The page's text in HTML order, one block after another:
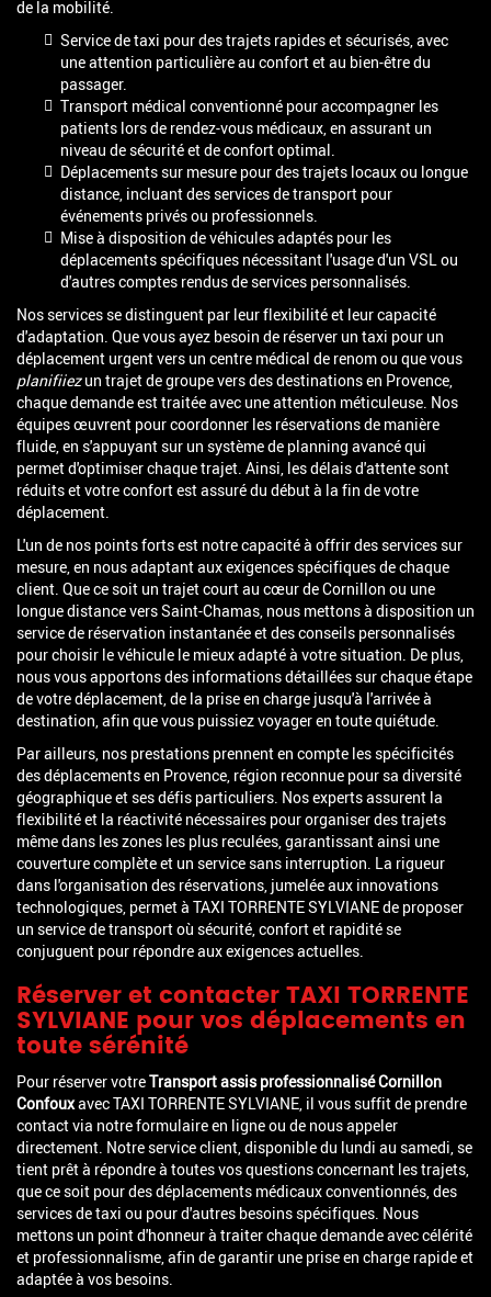
de la mobilité.
Service de taxi pour des trajets rapides et sécurisés, avec
une attention particulière au confort et au bien-être du
passager.
Transport médical conventionné pour accompagner les
patients lors de rendez-vous médicaux, en assurant un
niveau de sécurité et de confort optimal.
Déplacements sur mesure pour des trajets locaux ou longue
distance, incluant des services de transport pour
événements privés ou professionnels.
Mise à disposition de véhicules adaptés pour les
déplacements spécifiques nécessitant l'usage d'un VSL ou
d'autres comptes rendus de services personnalisés.
Nos services se distinguent par leur flexibilité et leur capacité
d'adaptation. Que vous ayez besoin de réserver un taxi pour un
déplacement urgent vers un centre médical de renom ou que vous
planifiiezun trajet de groupe vers des destinations en Provence,
chaque demande est traitée avec une attention méticuleuse. Nos
équipes œuvrent pour coordonner les réservations de manière
fluide, en s'appuyant sur un système de planning avancé qui
permet d'optimiser chaque trajet. Ainsi, les délais d'attente sont
réduits et votre confort est assuré du début à la fin de votre
déplacement.
L'un de nos points forts est notre capacité à offrir des services sur
mesure, en nous adaptant aux exigences spécifiques de chaque
client. Que ce soit un trajet court au cœur de Cornillon ou une
longue distance vers Saint-Chamas, nous mettons à disposition un
service de réservation instantanée et des conseils personnalisés
pour choisir le véhicule le mieux adapté à votre situation. De plus,
nous vous apportons des informations détaillées sur chaque étape
de votre déplacement, de la prise en charge jusqu'à l'arrivée à
destination, afin que vous puissiez voyager en toute quiétude.
Par ailleurs, nos prestations prennent en compte les spécificités
des déplacements en Provence, région reconnue pour sa diversité
géographique et ses défis particuliers. Nos experts assurent la
flexibilité et la réactivité nécessaires pour organiser des trajets
même dans les zones les plus reculées, garantissant ainsi une
couverture complète et un service sans interruption. La rigueur
dans l'organisation des réservations, jumelée aux innovations
technologiques, permet à TAXI TORRENTE SYLVIANE de proposer
un service de transport où sécurité, confort et rapidité se
conjuguent pour répondre aux exigences actuelles.
Réserver et contacter TAXI TORRENTE
SYLVIANE pour vos déplacements en
toute sérénité
Pour réserver votreTransport assis professionnalisé Cornillon
Confouxavec TAXI TORRENTE SYLVIANE, il vous suffit de prendre
contact via notre formulaire en ligne ou de nous appeler
directement. Notre service client, disponible du lundi au samedi, se
tient prêt à répondre à toutes vos questions concernant les trajets,
que ce soit pour des déplacements médicaux conventionnés, des
services de taxi ou pour d'autres besoins spécifiques. Nous
mettons un point d'honneur à traiter chaque demande avec célérité
et professionnalisme, afin de garantir une prise en charge rapide et
adaptée à vos besoins.